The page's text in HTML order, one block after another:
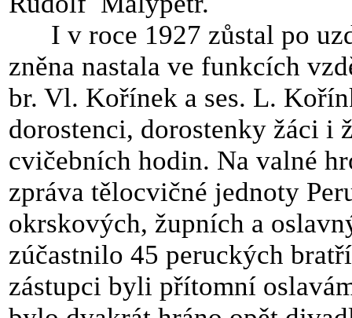
I v roce 1927 zůstal po
zněna nastala ve funkcích
br. Vl. Kořínek a ses. L.
dorostenci, dorostenky žáci i
cvičebních hodin. Na valné
zpráva tělocvičné jednoty
okrskových, župních a
zúčastnilo 45 peruckých
zástupci byli přítomní